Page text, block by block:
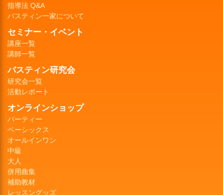
指導法 Q&A
バスティン一家について
セミナー・イベント
講座一覧
講師一覧
バスティン研究会
研究会一覧
活動レポート
オンラインショップ
パーティー
ベーシックス
オールインワン
中級
大人
併用曲集
補助教材
レッスングッズ